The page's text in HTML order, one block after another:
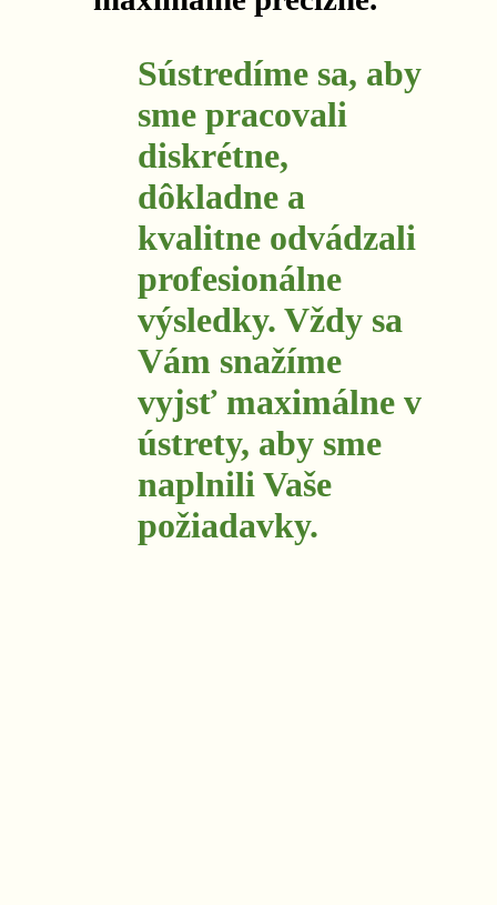
Sústredíme sa, aby
sme pracovali
diskrétne,
dôkladne a
kvalitne odvádzali
profesionálne
výsledky. Vždy sa
Vám snažíme
vyjsť maximálne v
ústrety, aby sme
naplnili Vaše
požiadavky.